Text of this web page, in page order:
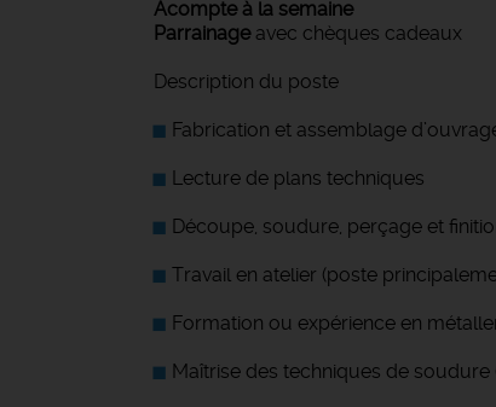
Acompte à la semaine
Parrainageavec chèques cadeaux
Description du poste
Fabrication et assemblage
Lecture de plans techniques
Découpe, soudure, perçage et
Travail en atelier (poste
Formation ou expérience en
Maîtrise des techniques de